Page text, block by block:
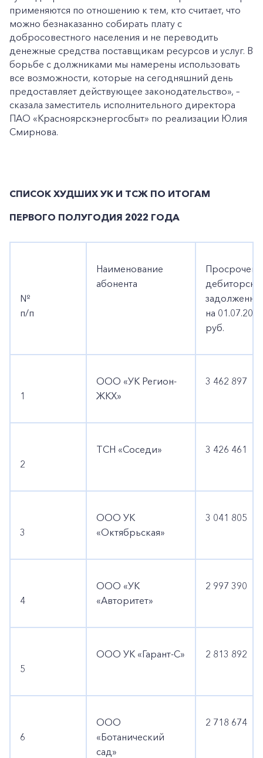
применяются по отношению к тем, кто считает, что
можно безнаказанно собирать плату с
добросовестного населения и не переводить
денежные средства поставщикам ресурсов и услуг. В
борьбе с должниками мы намерены использовать
все возможности, которые на сегодняшний день
предоставляет действующее законодательство», –
сказала заместитель исполнительного директора
ПАО «Красноярскэнергосбыт» по реализации Юлия
Смирнова.
СПИСОК ХУДШИХ УК И ТСЖ ПО ИТОГАМ
ПЕРВОГО ПОЛУГОДИЯ 2022 ГОДА
№
п/п
Наименование
абонента
на
руб.
1
ООО «УК Регион-
ЖКХ»
3 462 897
2
ТСН «Соседи» 3 426 461
3
ООО УК
«Октябрьская»
3 041 805
4
ООО «УК
«Авторитет»
2 997 390
5
ООО УК «Гарант-С» 2 813 892
6
ООО
«Ботанический
сад»
2 718 674